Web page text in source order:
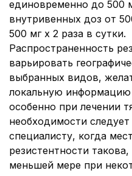
единовременно до 500
внутривенных доз от
500 мг х 2 раза в сутки.
Распространенность
варьировать
выбранных видов,
локальную информацию
особенно при лечении
необходимости
специалисту, когда
резистентности
меньшей мере при